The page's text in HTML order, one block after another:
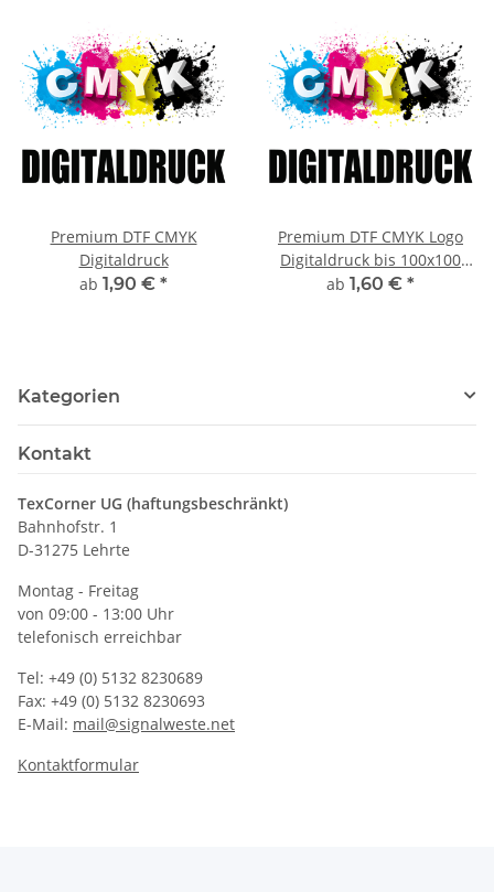
Premium DTF CMYK
Digitaldruck
ab 1,90 € *
Premium DTF CMYK Logo
Digitaldruck bis 100x100
mm
ab 1,60 € *
Kategorien
Kontakt
TexCorner UG (haftungsbeschränkt)
Bahnhofstr. 1
D-31275 Lehrte
Montag - Freitag
von 09:00 - 13:00 Uhr
telefonisch erreichbar
Tel: +49 (0) 5132 8230689
Fax: +49 (0) 5132 8230693
E-Mail: mail@signalweste.net
Kontaktformular